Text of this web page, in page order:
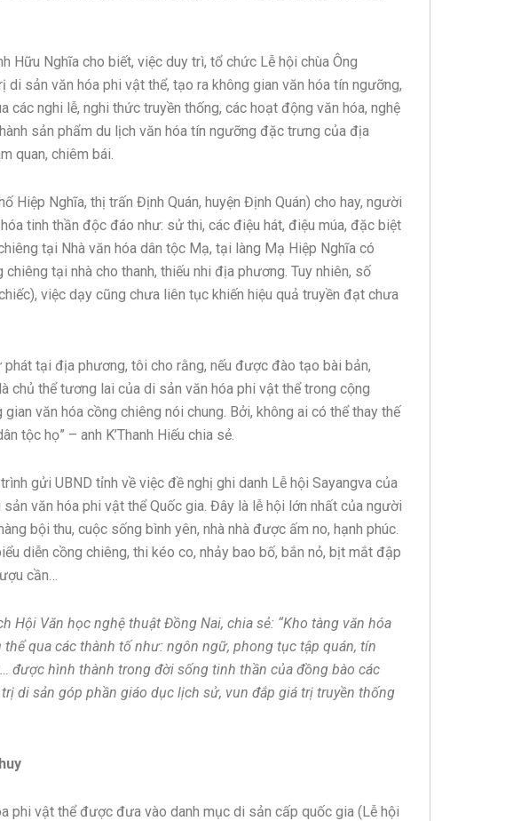
Hữu Nghĩa cho biết, việc duy trì, tổ chức Lễ hội chùa Ông
di sản văn hóa phi vật thể, tạo ra không gian văn hóa tín ngưỡng,
nghi lễ, nghi thức truyền thống, các hoạt động văn hóa, nghệ
sản phẩm du lịch văn hóa tín ngưỡng đặc trưng của địa
quan, chiêm bái.
Hiệp Nghĩa, thị trấn Định Quán, huyện Định Quán) cho hay, người
tinh thần độc đáo như: sử thi, các điệu hát, điệu múa, đặc biệt
tại Nhà văn hóa dân tộc Mạ, tại làng Mạ Hiệp Nghĩa có
tại nhà cho thanh, thiếu nhi địa phương. Tuy nhiên, số
việc dạy cũng chưa liên tục khiến hiệu quả truyền đạt chưa
tại địa phương, tôi cho rằng, nếu được đào tạo bài bản,
chủ thể tương lai của di sản văn hóa phi vật thể trong cộng
văn hóa cồng chiêng nói chung. Bởi, không ai có thể thay thế
tộc họ” – anh K’Thanh Hiếu chia sẻ.
gửi UBND tỉnh về việc đề nghị ghi danh Lễ hội Sayangva của
văn hóa phi vật thể Quốc gia. Đây là lễ hội lớn nhất của người
bội thu, cuộc sống bình yên, nhà nhà được ấm no, hạnh phúc.
diễn cồng chiêng, thi kéo co, nhảy bao bố, bắn nỏ, bịt mắt đập
cần…
Hội Văn học nghệ thuật Đồng Nai, chia sẻ: “Kho tàng văn hóa
qua các thành tố như: ngôn ngữ, phong tục tập quán, tín
được hình thành trong đời sống tinh thần của đồng bào các
di sản góp phần giáo dục lịch sử, vun đắp giá trị truyền thống
phi vật thể được đưa vào danh mục di sản cấp quốc gia (Lễ hội